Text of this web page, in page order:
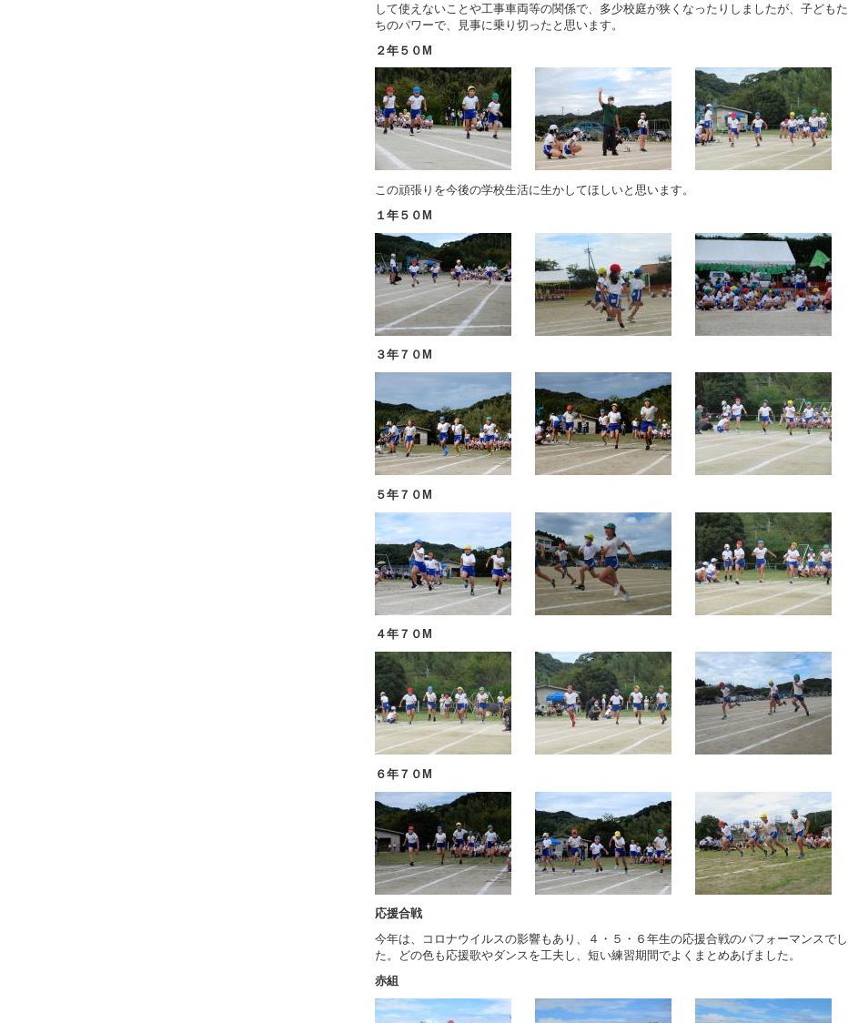
して使えないことや工事車両等の関係で、多少校庭が狭くなったりしましたが、子どもた
ちのパワーで、見事に乗り切ったと思います。
２年５０M
この頑張りを今後の学校生活に生かしてほしいと思います。
１年５０M
３年７０M
５年７０M
４年７０M
６年７０M
応援合戦
今年は、コロナウイルスの影響もあり、４・５・６年生の応援合戦のパフォーマンスでし
た。どの色も応援歌やダンスを工夫し、短い練習期間でよくまとめあげました。
赤組